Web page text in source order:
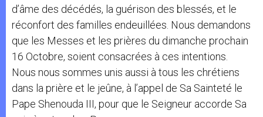
d’âme des décédés, la guérison des blessés, et le
réconfort des familles endeuillées. Nous demandons
que les Messes et les prières du dimanche prochain
16 Octobre, soient consacrées à ces intentions.
Nous nous sommes unis aussi à tous les chrétiens
dans la prière et le jeûne, à l’appel de Sa Sainteté le
Pape Shenouda III, pour que le Seigneur accorde Sa